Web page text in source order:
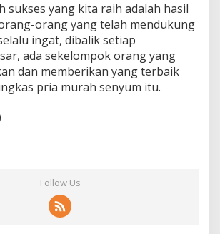
sukses yang kita raih adalah hasil
orang yang telah mendukung
ingat, dibalik setiap
ada sekelompok orang yang
dan memberikan yang terbaik
pria murah senyum itu.
Follow Us